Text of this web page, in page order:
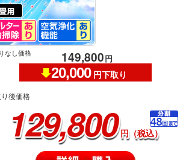
なし価格 149,800円
20,000 円下取り
後価格
129,800 円（税込）